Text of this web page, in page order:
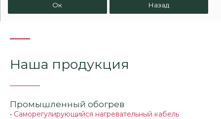
Ок Назад
Наша продукция
Промышленный обогрев
• Саморегулирующийся нагревательный кабель